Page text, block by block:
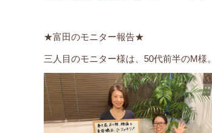
★富田のモニター報告★
三人目のモニター様は、50代前半のM様。